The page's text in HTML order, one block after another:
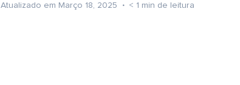
Atualizado em Março 18, 2025 < 1 min de leitura